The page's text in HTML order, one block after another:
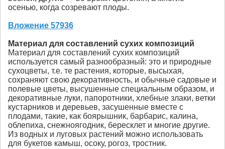
осенью, когда созревают плоды.
Вложение 57936
Материал для составлений сухих композиций
Материал для составлений сухих композиций
используется самый разнообразный: это и природные
сухоцветы, т.е. те растения, которые, высыхая,
сохраняют свою декоративность, и обычные садовые и
полевые цветы, высушенные специальным образом, и
декоративные луки, папоротники, хлебные злаки, ветки
кустарников и деревьев, засушенные вместе с
плодами, такие, как боярышник, барбарис, калина,
облепиха, снежноягодник, бересклет и многие другие.
Из водных и луговых растений можно использовать
для букетов камыш, осоку, рогоз, тростник.